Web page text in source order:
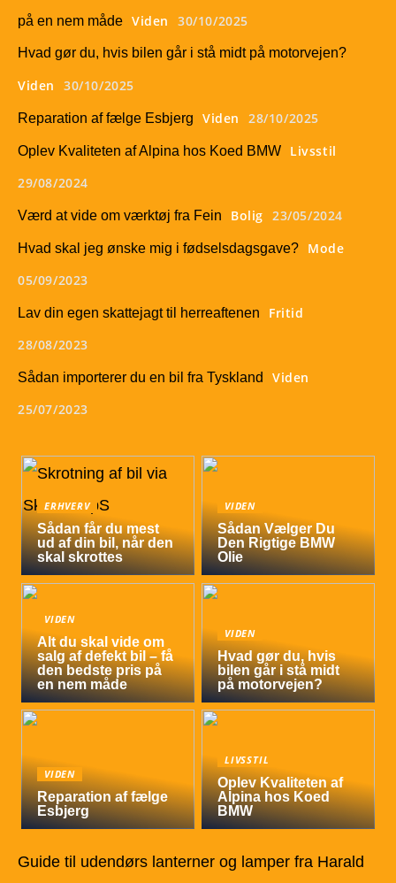
på en nem måde Viden 30/10/2025
Hvad gør du, hvis bilen går i stå midt på motorvejen?
Viden 30/10/2025
Reparation af fælge Esbjerg Viden 28/10/2025
Oplev Kvaliteten af Alpina hos Koed BMW
Livsstil
29/08/2024
Værd at vide om værktøj fra Fein Bolig 23/05/2024
Hvad skal jeg ønske mig i fødselsdagsgave?
Mode
05/09/2023
Lav din egen skattejagt til herreaftenen
Fritid
28/08/2023
Sådan importerer du en bil fra Tyskland
Viden
25/07/2023
ERHVERV
Sådan får du mest
ud af din bil, når den
skal skrottes
VIDEN
Sådan Vælger Du
Den Rigtige BMW
Olie
VIDEN
Alt du skal vide om
salg af defekt bil – få
den bedste pris på
en nem måde
VIDEN
Hvad gør du, hvis
bilen går i stå midt
på motorvejen?
VIDEN
Reparation af fælge
Esbjerg
LIVSSTIL
Oplev Kvaliteten af
Alpina hos Koed
BMW
Guide til udendørs lanterner og lamper fra Harald